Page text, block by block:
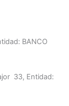
BANCO
33, Entidad: